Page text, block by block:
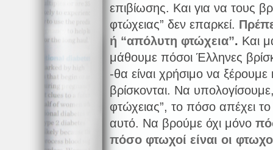
επιβίωσης. Και για να τους
φτώχειας” δεν επαρκεί.
ή “απόλυτη φτώχεια”. Και
μάθουμε πόσοι Έλληνες
-θα είναι χρήσιμο να ξέρουμε
βρίσκονται. Να
φτώχειας”, το πόσο απέχει
αυτό. Να βρούμε όχι μόνο
πόσο φτωχοί είναι οι